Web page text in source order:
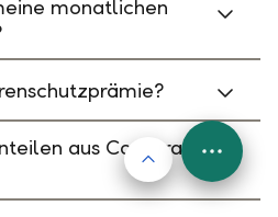
monatlichen
aus CorporateNach oben
FAB
Menu